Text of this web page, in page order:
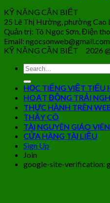
KỸ NĂNG CẦN BIẾT
25 Lê Thị Hường, phường Cao
Quản trị: Tô Ngọc Sơn. Điện
Email: ngocsonweb@gmail.com
KỸ NĂNG CẦN BIẾT 2026
HỌC TIẾNG VIỆT TIỂU
HOẠT ĐỘNG TRẢI
THỰC HÀNH TRÊN
THẦY CÔ
TÀI NGUYÊN GIÁO VIÊN
CỬA HÀNG TÀI LIỆU
Sign Up
Join
google-site-verification: